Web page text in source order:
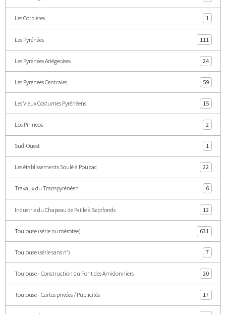
Les Corbières 1
Les Pyrénées 111
Les Pyrénées Ariégeoises 24
Les Pyrénées Centrales 59
Les Vieux Costumes Pyrénéens 15
Los Pirineos 2
Sud-Ouest 1
Les établissements Soulé à Pouzac 22
Travaux du Transpyrénéen 6
Industrie du Chapeau de Paille à Septfonds 12
Toulouse (série numérotée) 631
Toulouse (série sans n°) 7
Toulouse - Construction du Pont des Amidonniers 20
Toulouse - Cartes privées / Publicités 17